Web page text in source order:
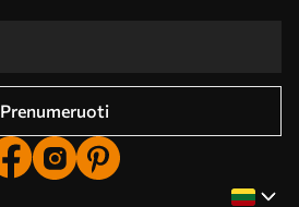
Prenumeruoti